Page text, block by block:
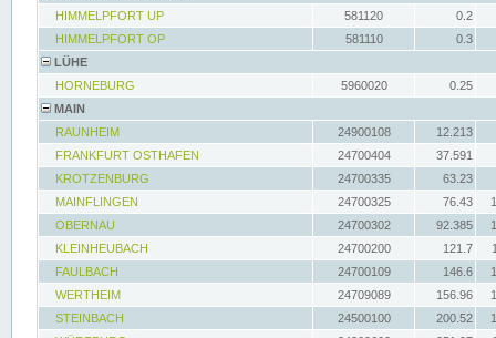
HIMMELPFORT UP
581120
0.2
HIMMELPFORT OP
581110
0.3
LÜHE
HORNEBURG
5960020
0.25
MAIN
RAUNHEIM
24900108
12.213
FRANKFURT OSTHAFEN
24700404
37.591
KROTZENBURG
24700335
63.23
MAINFLINGEN
24700325 76.43
OBERNAU
24700302 92.385
KLEINHEUBACH
24700200 121.7
FAULBACH
24700109 146.6
WERTHEIM
24709089 156.96
STEINBACH
24500100 200.52